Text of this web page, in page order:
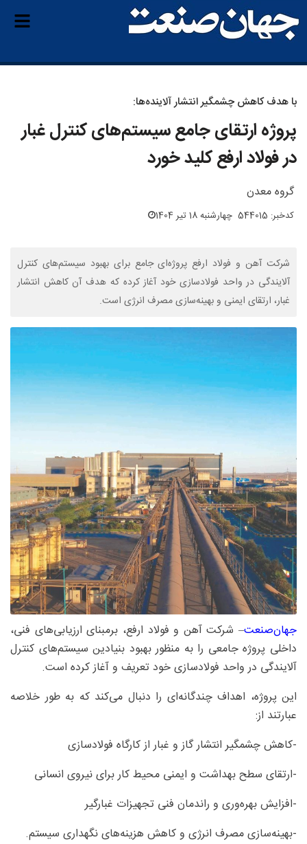
با هدف کاهش چشمگیر انتشار آلاینده‌ها:
پروژه ارتقای جامع سیستم‌های کنترل غبار
در فولاد ارفع کلید خورد
گروه معدن
کدخبر: 544015 چهارشنبه 18 تیر 1404
شرکت آهن و فولاد ارفع پروژه‌ای جامع برای بهبود سیستم‌های کنترل
آلایندگی در واحد فولادسازی خود آغاز کرده که هدف آن کاهش انتشار
غبار، ارتقای ایمنی و بهینه‌سازی مصرف انرژی است.
جهان‌صنعت– شرکت آهن و فولاد ارفع، برمبنای ارزیابی‌های فنی،
داخلی پروژه جامعی را به منظور بهبود بنیادین سیستم‌های کنترل
آلایندگی در واحد فولادسازی خود تعریف و آغاز کرده است.
این پروژه، اهداف چندگانه‌ای را دنبال می‌کند که به طور خلاصه
عبارتند از:
-کاهش چشمگیر انتشار گاز و غبار از کارگاه فولادسازی
-ارتقای سطح بهداشت و ایمنی محیط کار برای نیروی انسانی
-افزایش بهره‌وری و راندمان فنی تجهیزات غبارگیر
-بهینه‌سازی مصرف انرژی و کاهش هزینه‌های نگهداری سیستم.